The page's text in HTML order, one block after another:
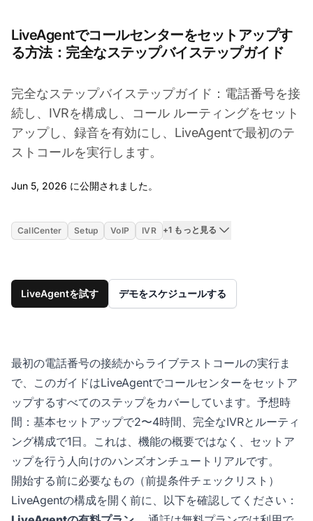
LiveAgentでコールセンターをセットアップす
る方法：完全なステップバイステップガイド
完全なステップバイステップガイド：電話番号を接
続し、IVRを構成し、コール ルーティングをセット
アップし、録音を有効にし、LiveAgentで最初のテ
ストコールを実行します。
Jun 5, 2026 に公開されました。
CallCenter Setup VoIP IVR +1 もっと見る
LiveAgentを試す デモをスケジュールする
最初の電話番号の接続からライブテストコールの実行ま
で、このガイドはLiveAgentでコールセンターをセットア
ップするすべてのステップをカバーしています。予想時
間：基本セットアップで2〜4時間、完全なIVRとルーティ
ング構成で1日。これは、機能の概要ではなく、セットア
ップを行う人向けのハンズオンチュートリアルです。
開始する前に必要なもの（前提条件チェックリスト）
LiveAgentの構成を開く前に、以下を確認してください：